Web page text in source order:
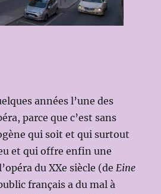
années l’une des
parce que c’est sans
qui soit et qui surtout
et qui offre enfin une
du XXe siècle (de Eine
français a du mal à